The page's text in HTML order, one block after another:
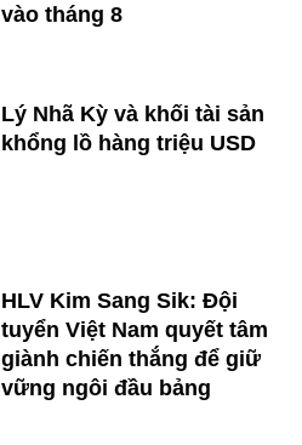
vào tháng 8
Lý Nhã Kỳ và khối tài sản
khổng lồ hàng triệu USD
HLV Kim Sang Sik: Đội
tuyển Việt Nam quyết tâm
giành chiến thắng để giữ
vững ngôi đầu bảng